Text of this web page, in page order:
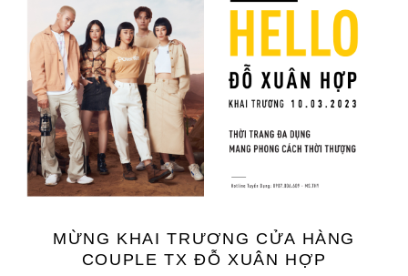
MỪNG KHAI TRƯƠNG CỬA HÀNG
COUPLE TX ĐỖ XUÂN HỢP